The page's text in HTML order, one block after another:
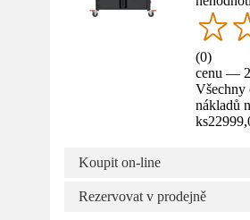
(0)
cenu —
Všechny
nákladů
ks
Koupit on-line
Rezervovat v prodejně